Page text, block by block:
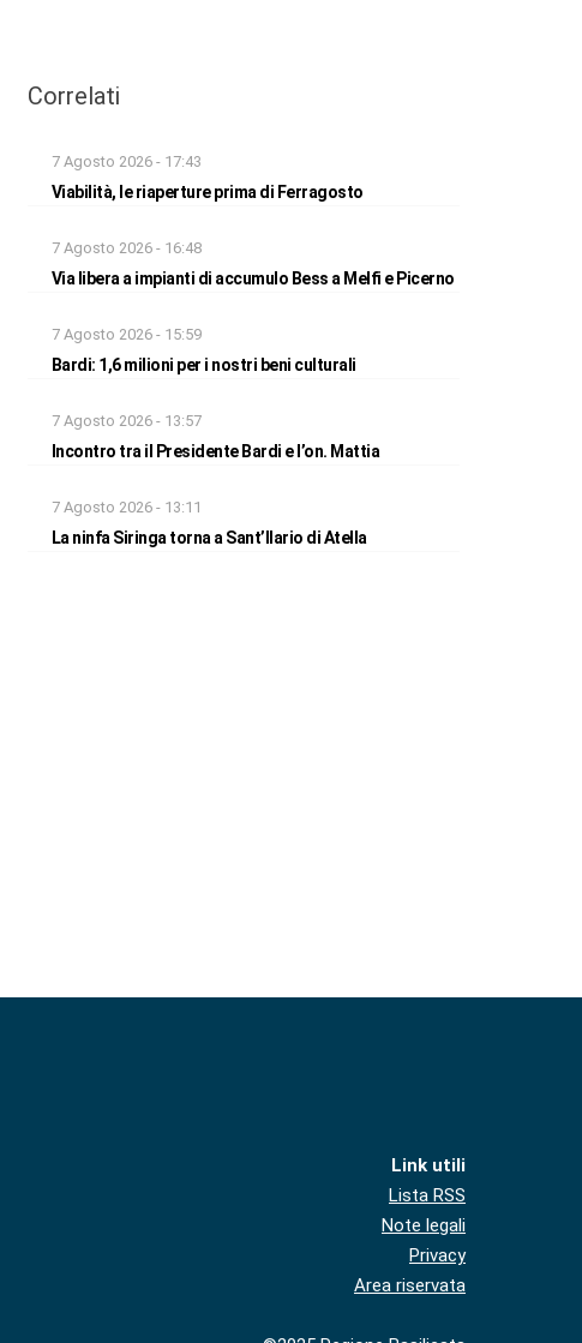
Correlati
7 Agosto 2026 - 17:43
Viabilità, le riaperture prima di Ferragosto
7 Agosto 2026 - 16:48
Via libera a impianti di accumulo Bess a Melfi e Picerno
7 Agosto 2026 - 15:59
Bardi: 1,6 milioni per i nostri beni culturali
7 Agosto 2026 - 13:57
Incontro tra il Presidente Bardi e l’on. Mattia
7 Agosto 2026 - 13:11
La ninfa Siringa torna a Sant’Ilario di Atella
Link utili
Lista RSS
Note legali
Privacy
Area riservata